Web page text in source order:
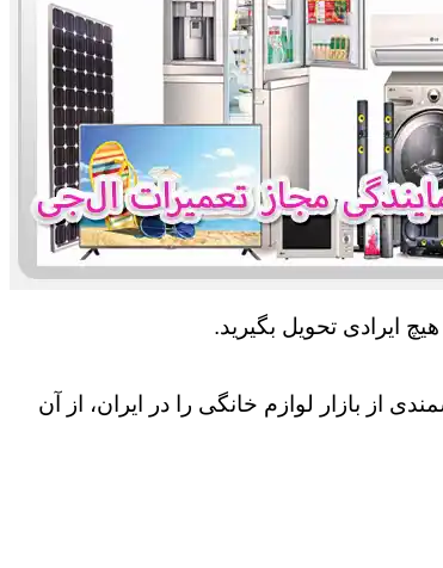
ایرادی تحویل بگیرید.
بازار لوازم خانگی را در ایران، از آن